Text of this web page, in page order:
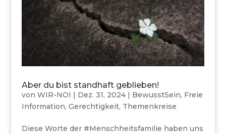
Aber du bist standhaft geblieben!
von WIR-NOI | Dez. 31, 2024| BewusstSein, Freie
Information, Gerechtigkeit, Themenkreise
Diese Worte der #Menschheitsfamilie haben uns